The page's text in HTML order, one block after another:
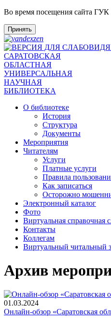
Во время посещения сайта ГУК
Принять
САРАТОВСКАЯ
ОБЛАСТНАЯ
УНИВЕРСАЛЬНАЯ
НАУЧНАЯ
БИБЛИОТЕКА
О библиотеке
История
Структура
Документы
Мероприятия
Читателям
Услуги
Платные услуги
Правила
Как записаться
Осторожно
Электронный каталог
Фото
Виртуальная справочная
Контакты
Коллегам
Виртуальный читальный
Архив
01.03.2024
Онлайн-обзор «Саратовская